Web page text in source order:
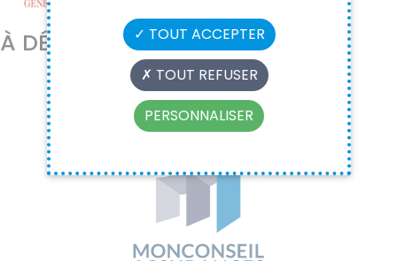
À DÉCOURIR
TOUT ACCEPTER
TOUT REFUSER
PERSONNALISER